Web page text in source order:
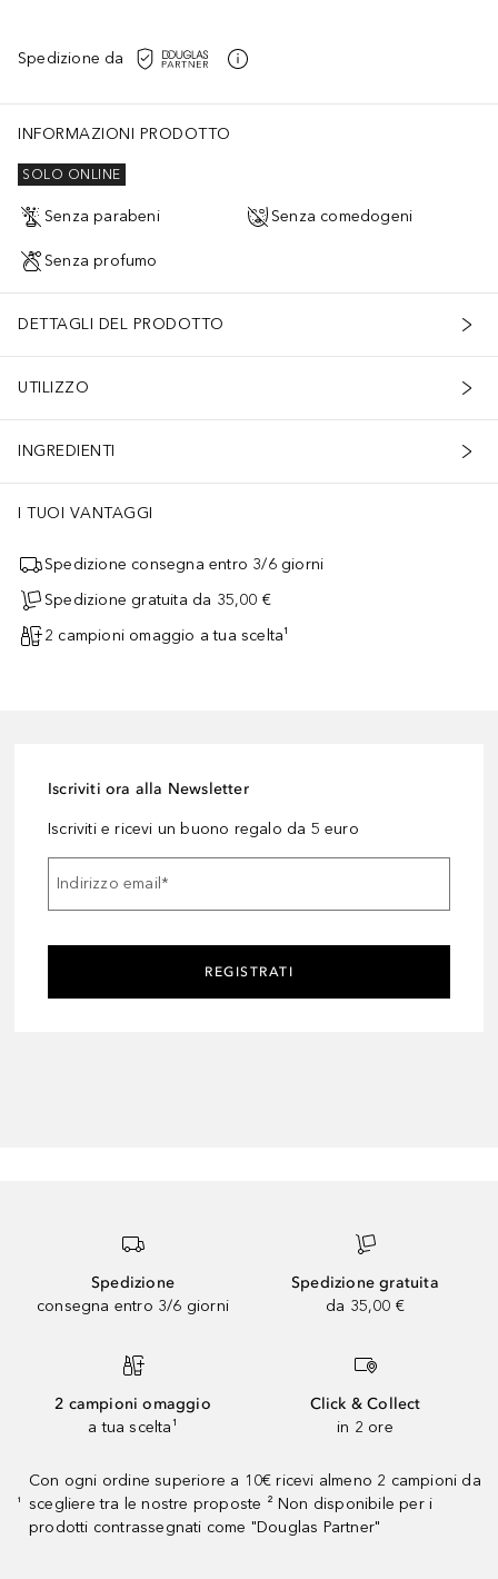
Spedizione da
INFORMAZIONI PRODOTTO
SOLO ONLINE
Senza parabeni Senza comedogeni
Senza profumo
DETTAGLI DEL PRODOTTO
UTILIZZO
INGREDIENTI
I TUOI VANTAGGI
Spedizione consegna entro 3/6 giorni
Spedizione gratuita da 35,00 €
2 campioni omaggio a tua scelta¹
Iscriviti ora alla Newsletter
Iscriviti e ricevi un buono regalo da 5 euro
Indirizzo email*
REGISTRATI
Spedizione
consegna entro 3/6 giorni
Spedizione gratuita
da 35,00 €
2 campioni omaggio
a tua scelta¹
Click & Collect
in 2 ore
¹
Con ogni ordine superiore a 10€ ricevi almeno 2 campioni da
scegliere tra le nostre proposte ² Non disponibile per i
prodotti contrassegnati come "Douglas Partner"